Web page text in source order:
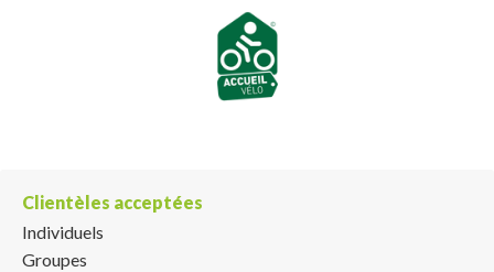
Clientèles acceptées
Individuels
Groupes